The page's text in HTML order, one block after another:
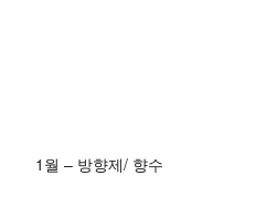
1월 – 방향제/ 향수